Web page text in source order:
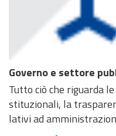
Governo e settore
Tutto ciò che riguarda
stituzionali, la
lativi ad